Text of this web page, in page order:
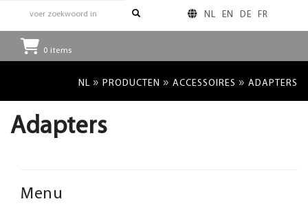
NL EN DE FR
0 items
NL » PRODUCTEN » ACCESSOIRES » ADAPTERS
Adapters
Menu